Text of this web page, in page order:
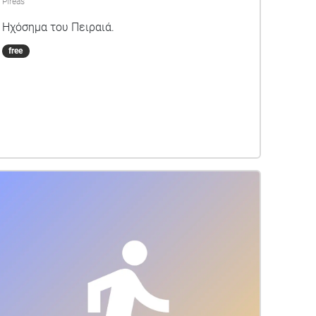
Ηχόσημα του Πειραιά.
free